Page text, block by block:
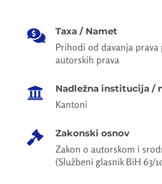
 Taxa / Namet
Prihodi od davanja prava
autorskih prava
 Nadležna institucija /
Kantoni
 Zakonski osnov
Zakon o autorskom i
(Službeni glasnik BiH 63/